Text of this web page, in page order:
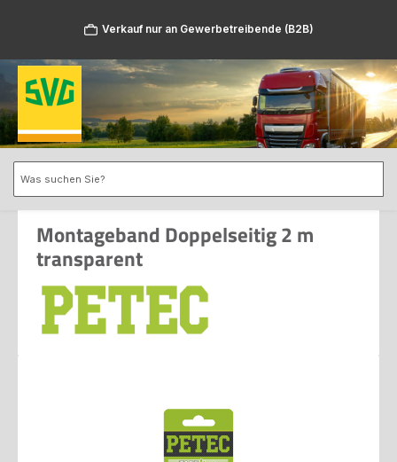
Verkauf nur an Gewerbetreibende (B2B)
Montageband Doppelseitig 2 m
transparent
Bildergalerie überspringen